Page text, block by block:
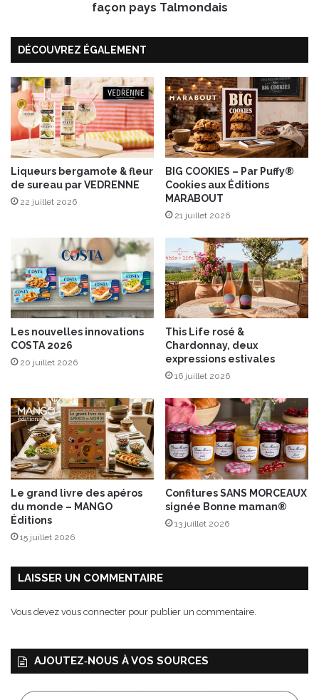
e
r
i
m
u
r
s
L
a
N
m
o
u
t
i
e
r
f
o
n
p
a
y
T
a
l
d
façon pays Talmondais
DÉCOUVREZ ÉGALEMENT
Liqueurs bergamote & fleur
de sureau par VEDRENNE
22 juillet 2026
BIG COOKIES – Par Puffy®
Cookies aux Éditions
MARABOUT
21 juillet 2026
Les nouvelles innovations
COSTA 2026
20 juillet 2026
This Life rosé &
Chardonnay, deux
expressions estivales
16 juillet 2026
Le grand livre des apéros
du monde – MANGO
Éditions
15 juillet 2026
Confitures SANS MORCEAUX
signée Bonne maman®
13 juillet 2026
LAISSER UN COMMENTAIRE
Vous devez vous connecter pour publier un commentaire.
AJOUTEZ‑NOUS À VOS SOURCES